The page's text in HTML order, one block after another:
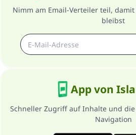
Nimm am Email-Verteiler teil,
bleibst
App von
Schneller Zugriff auf Inhalte und
Navigation